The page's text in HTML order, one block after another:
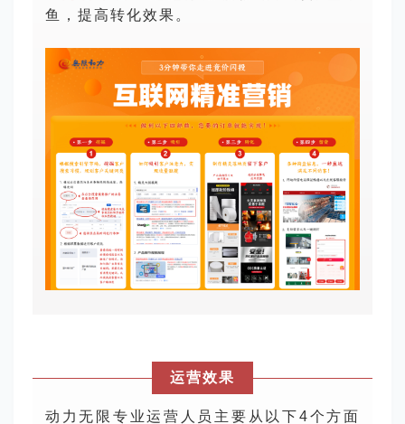
鱼，提高转化效果。
运营效果
动力无限专业运营人员主要从以下4个方面